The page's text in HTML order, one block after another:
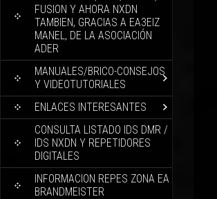
FUSION Y AHORA NXDN
TAMBIEN, GRACIAS A EA3EIZ
MANEL, DE LA ASOCIACIÓN
ADER
MANUALES/BRICO-CONSEJOS
Y VIDEOTUTORIALES
ENLACES INTERESANTES
CONSULTA LISTADO IDS DMR /
IDS NXDN Y REPETIDORES
DIGITALES
INFORMACION REPES ZONA EA
BRANDMEISTER